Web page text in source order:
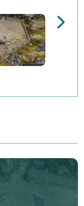
yeni
açarsınız.
acele etmeye
bir
herkesi